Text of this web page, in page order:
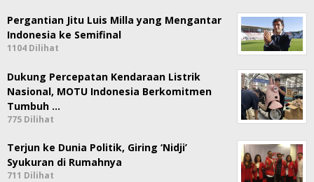
Pergantian Jitu Luis Milla yang Mengantar
Indonesia ke Semifinal
1104 Dilihat
Dukung Percepatan Kendaraan Listrik
Nasional, MOTU Indonesia Berkomitmen
Tumbuh …
775 Dilihat
Terjun ke Dunia Politik, Giring ‘Nidji’
Syukuran di Rumahnya
711 Dilihat